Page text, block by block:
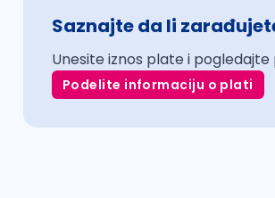
Saznajte da li
Unesite iznos plate i pogledajte
Podelite informaciju o plati